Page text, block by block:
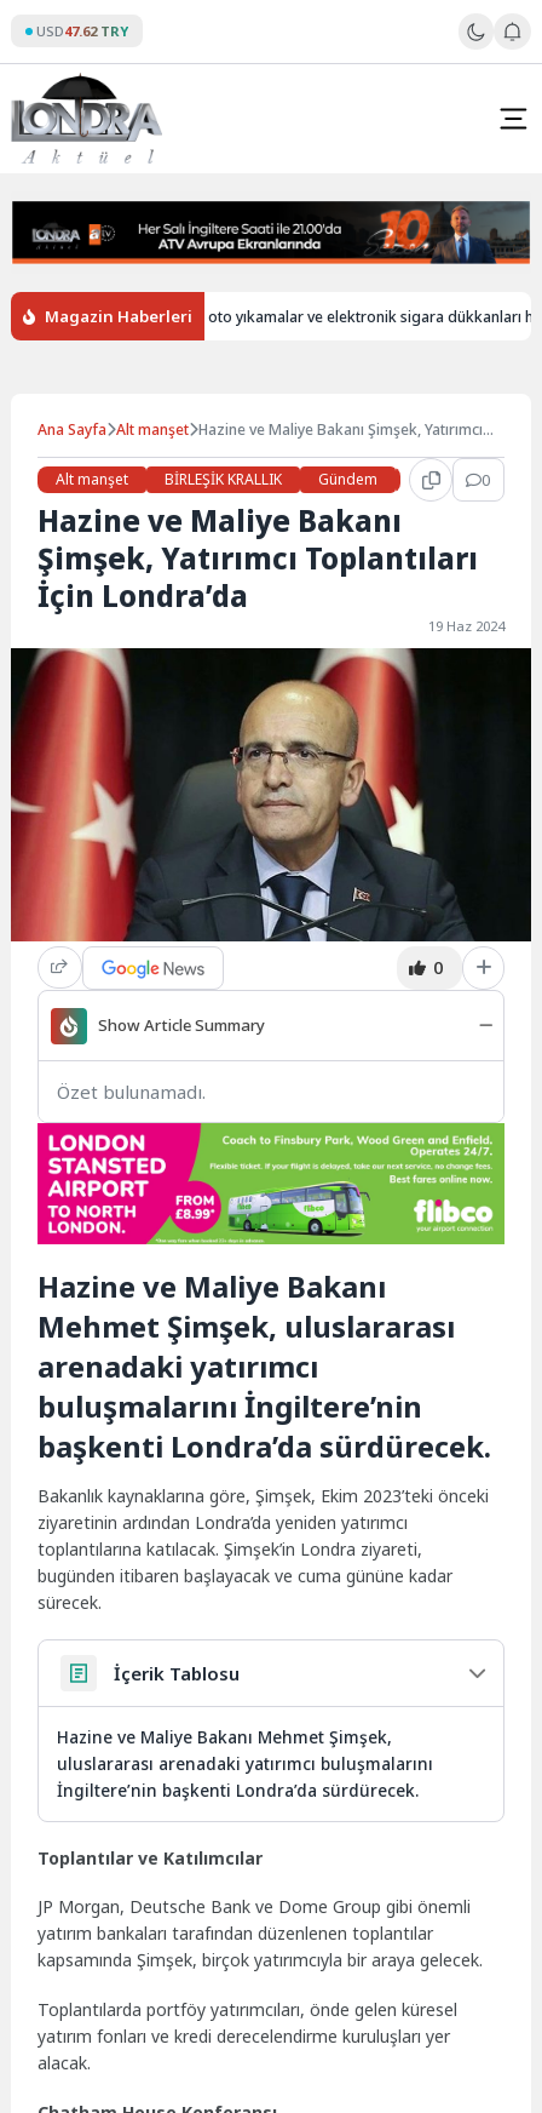
content
USD47.62 TRY
Magazin Haberleri
İngiltere’de oto yıkamalar ve elektronik sigara dükkanları hala
Ana Sayfa Alt manşet Hazine ve Maliye Bakanı Şimşek, Yatırımcı
Alt manşet
BİRLEŞİK KRALLIK Gündem Haberler 0
Hazine ve Maliye Bakanı
Şimşek, Yatırımcı Toplantıları
İçin Londra’da
19 Haz 2024
0
Show Article Summary
Özet bulunamadı.
Hazine ve Maliye Bakanı
Mehmet Şimşek, uluslararası
arenadaki yatırımcı
buluşmalarını İngiltere’nin
başkenti Londra’da sürdürecek.
Bakanlık kaynaklarına göre, Şimşek, Ekim 2023’teki önceki
ziyaretinin ardından Londra’da yeniden yatırımcı
toplantılarına katılacak. Şimşek’in Londra ziyareti,
bugünden itibaren başlayacak ve cuma gününe kadar
sürecek.
İçerik Tablosu
Hazine ve Maliye Bakanı Mehmet Şimşek,
uluslararası arenadaki yatırımcı buluşmalarını
İngiltere’nin başkenti Londra’da sürdürecek.
Toplantılar ve Katılımcılar
JP Morgan, Deutsche Bank ve Dome Group gibi önemli
yatırım bankaları tarafından düzenlenen toplantılar
kapsamında Şimşek, birçok yatırımcıyla bir araya gelecek.
Toplantılarda portföy yatırımcıları, önde gelen küresel
yatırım fonları ve kredi derecelendirme kuruluşları yer
alacak.